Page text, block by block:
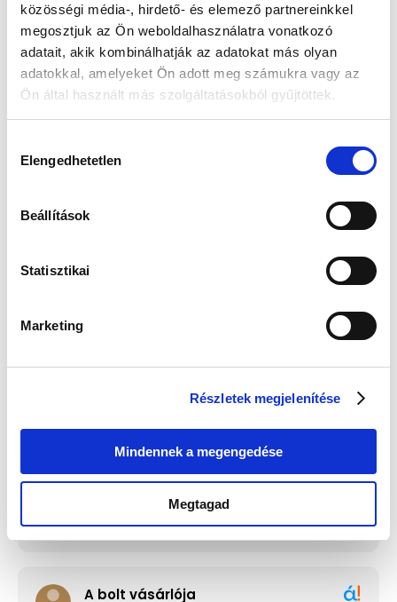
közösségi média-, hirdető- és elemező partnereinkkel
megosztjuk az Ön weboldalhasználatra vonatkozó
adatait, akik kombinálhatják az adatokat más olyan
adatokkal, amelyeket Ön adott meg számukra vagy az
Ön által használt más szolgáltatásokból gyűjtöttek.
kiválasztása
Elengedhetetlen
Beállítások
Statisztikai
Marketing
Részletek megjelenítése
Mindennek a megengedése
Megtagad
MIKOR LESZ KÉSZLETEN?
Guess JUBE02244JWRHT
Válassz egyet, majd kattints a Kosárba gombra! Ha most kihagyod, a